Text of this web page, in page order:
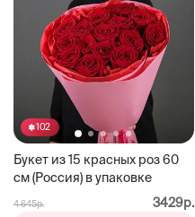
102
Букет из 15 красных роз 60
см (Россия) в упаковке
4 645р. 3429р.